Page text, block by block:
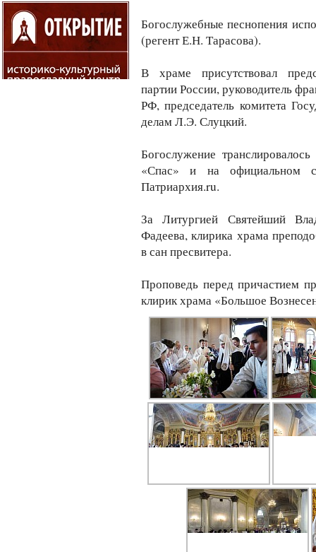
Богослужебные песнопения
(регент Е.Н. Тарасова).
В храме присутствовал
партии России, руководитель
РФ, председатель комитета
делам Л.Э. Слуцкий.
Богослужение
«Спас» и на официальном
Патриархия.ru.
За Литургией Святейший
Фадеева, клирика храма
в сан пресвитера.
Проповедь перед причастием
клирик храма «Большое